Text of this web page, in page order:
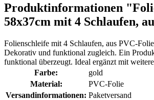
Produktinformationen
58x37cm mit 4 Schlaufen,
Folienschleife mit 4 Schlaufen, aus PVC-
Dekorativ und funktional zugleich. Ein
funktional überzeugt. Ideal ergänzt mit
Farbe:
gold
Material:
PVC-Folie
Versandinformationen: Paketversand